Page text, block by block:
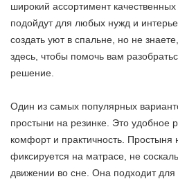
широкий ассортимент
подойдут для любых нужд и
создать уют в спальне, но не
здесь, чтобы помочь вам
решение.
Один из самых популярных
простыни на резинке. Это удобное
комфорт и практичность. Простыня
фиксируется на матрасе, не
движении во сне. Она подходит